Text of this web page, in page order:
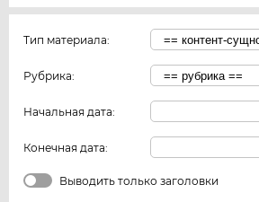
Тип материала:
Рубрика:
Начальная дата:
Конечная дата:
Выводить только заголовки